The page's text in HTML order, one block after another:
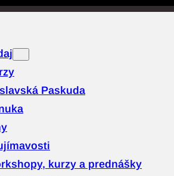
Paskuda
kurzy a prednášky